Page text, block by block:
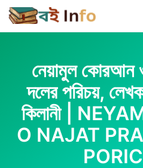
Skip
to
content
নেয়ামুল কোরআন
দলের পরিচয়,
কিলানী |
O NAJAT